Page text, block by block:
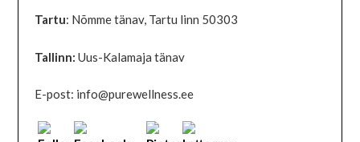
Tartu: Nõmme tänav, Tartu linn 50303
Tallinn: Uus-Kalamaja tänav
E-post: info@purewellness.ee